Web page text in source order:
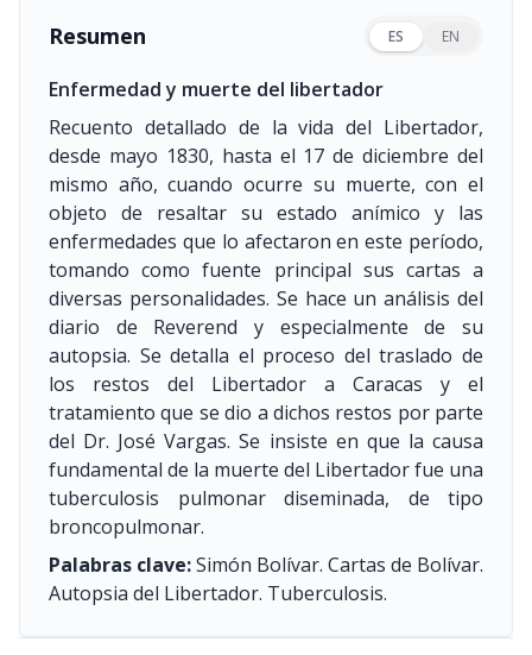
Resumen ES EN
Enfermedad y muerte del libertador
Recuento detallado de la vida del Libertador,
desde mayo 1830, hasta el 17 de diciembre del
mismo año, cuando ocurre su muerte, con el
objeto de resaltar su estado anímico y las
enfermedades que lo afectaron en este período,
tomando como fuente principal sus cartas a
diversas personalidades. Se hace un análisis del
diario de Reverend y especialmente de su
autopsia. Se detalla el proceso del traslado de
los restos del Libertador a Caracas y el
tratamiento que se dio a dichos restos por parte
del Dr. José Vargas. Se insiste en que la causa
fundamental de la muerte del Libertador fue una
tuberculosis pulmonar diseminada, de tipo
broncopulmonar.
Palabras clave:Simón Bolívar. Cartas de Bolívar.
Autopsia del Libertador. Tuberculosis.